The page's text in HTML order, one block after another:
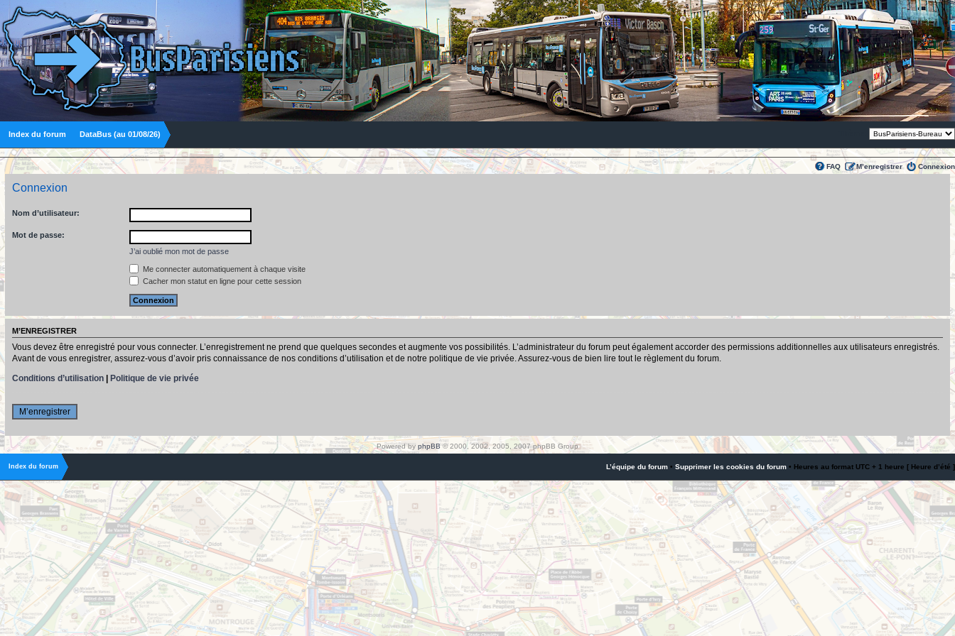
Index du forum DataBus (au 01/08/26)
FAQ M’enregistrer Connexion
Connexion
Nom d’utilisateur:
Mot de passe:
J’ai oublié mon mot de passe
Me connecter automatiquement à chaque visite
Cacher mon statut en ligne pour cette session
M’ENREGISTRER
Vous devez être enregistré pour vous connecter. L’enregistrement ne prend que quelques secondes et augmente vos possibilités. L’administrateur du forum peut également accorder des permissions additionnelles aux utilisateurs enregistrés.
Avant de vous enregistrer, assurez-vous d’avoir pris connaissance de nos conditions d’utilisation et de notre politique de vie privée. Assurez-vous de bien lire tout le règlement du forum.
Conditions d’utilisation
Politique de vie privée
M’enregistrer
Powered by phpBB© 2000, 2002, 2005, 2007 phpBB Group
Index du forum L’équipe du forum • Supprimer les cookies du forum • Heures au format UTC + 1 heure [ Heure d’été ]